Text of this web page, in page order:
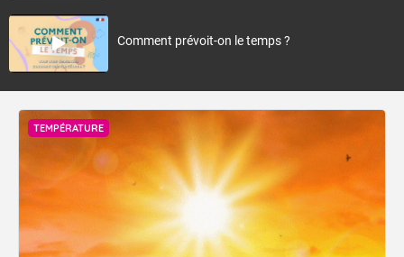
Comment prévoit-on le temps ?
TEMPÉRATURE